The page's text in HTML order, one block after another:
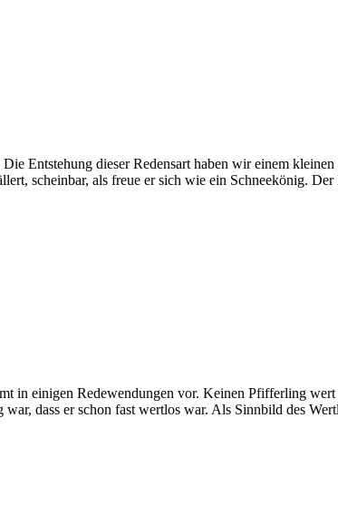
Entstehung dieser Redensart haben wir einem
scheinbar, als freue er sich wie ein Schneekönig.
einigen Redewendungen vor. Keinen Pfifferling
dass er schon fast wertlos war. Als Sinnbild des